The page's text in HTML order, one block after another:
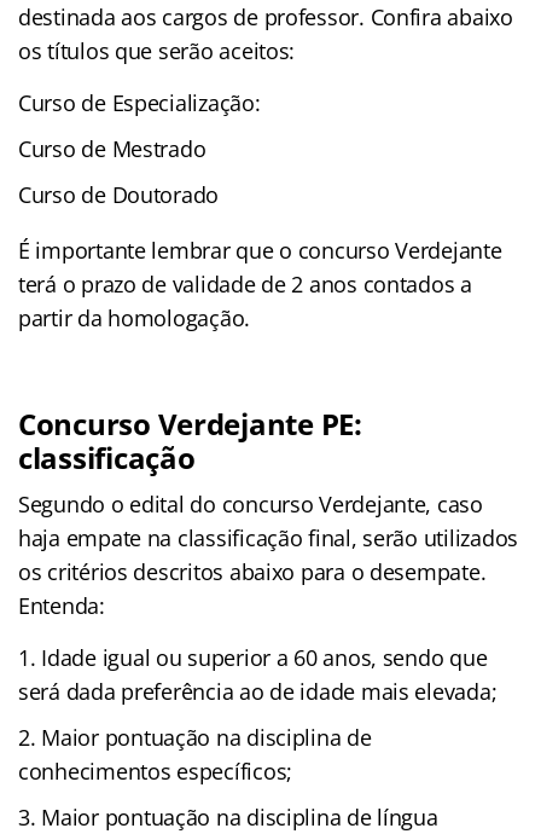
destinada aos cargos de professor. Confira abaixo
os títulos que serão aceitos:
Curso de Especialização:
Curso de Mestrado
Curso de Doutorado
É importante lembrar que o concurso Verdejante
terá o prazo de validade de 2 anos contados a
partir da homologação.
Concurso Verdejante PE:
classificação
Segundo o edital do concurso Verdejante, caso
haja empate na classificação final, serão utilizados
os critérios descritos abaixo para o desempate.
Entenda:
Idade igual ou superior a 60 anos, sendo que
será dada preferência ao de idade mais elevada;
Maior pontuação na disciplina de
conhecimentos específicos;
Maior pontuação na disciplina de língua